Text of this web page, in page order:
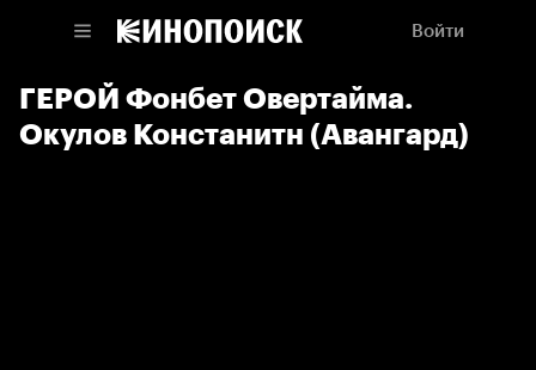
Войти
ГЕРОЙ Фонбет Овертайма.
Окулов Констанитн (Авангард)